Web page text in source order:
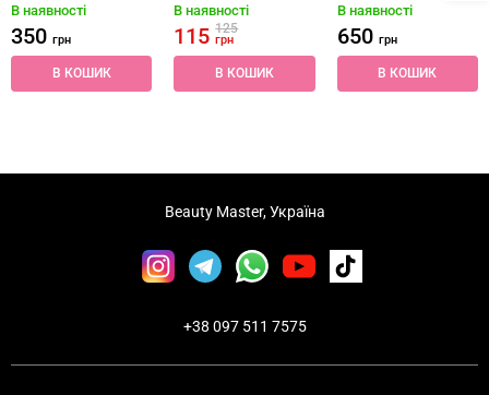
В наявності
350 грн
В КОШИК
В наявності
115125
грн
В КОШИК
В наявності
650 грн
В КОШИК
Beauty Master, Україна
+38 097 511 7575